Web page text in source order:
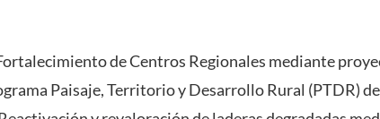
de Centros Regionales mediante
Paisaje, Territorio y Desarrollo Rural (PTDR)